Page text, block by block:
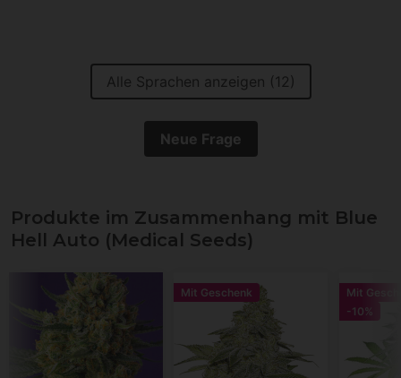
Alle Sprachen anzeigen (12)
Neue Frage
Produkte im Zusammenhang mit Blue
Hell Auto (Medical Seeds)
Mit Geschenk
Mit
-10%